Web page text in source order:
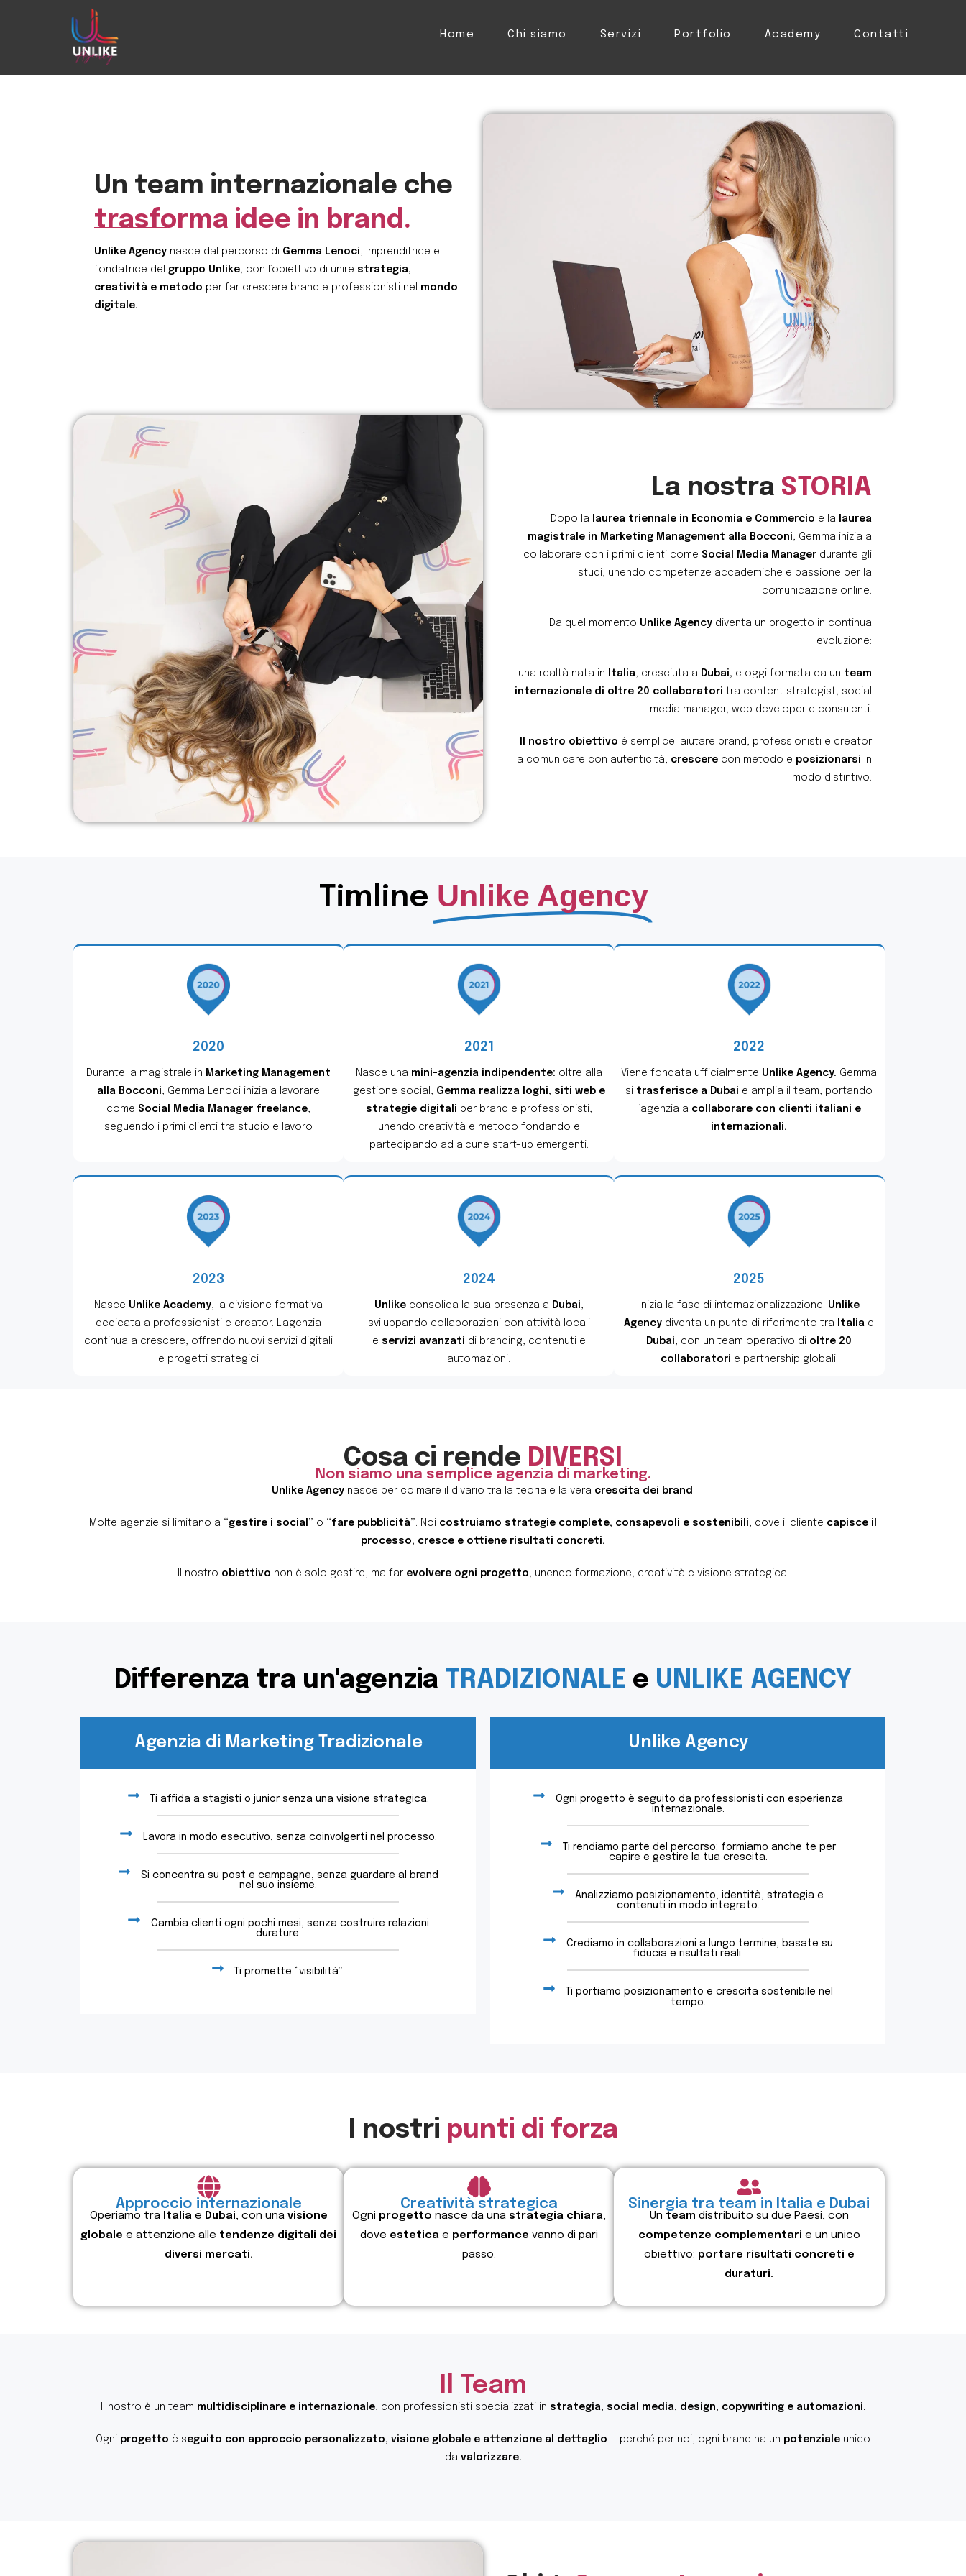
Home Chi siamo Servizi Portfolio Academy Contatti
Un team internazionale che
trasforma idee in brand.
Unlike Agency nasce dal percorso di Gemma Lenoci, imprenditrice e
fondatrice del gruppo Unlike, con l’obiettivo di unire strategia,
creatività e metodo per far crescere brand e professionisti nel mondo
digitale.
La nostra STORIA
Dopo la laurea triennale in Economia e Commercio e la laurea
magistrale in Marketing Management alla Bocconi, Gemma inizia a
collaborare con i primi clienti come Social Media Manager durante gli
studi, unendo competenze accademiche e passione per la
comunicazione online.
Da quel momento Unlike Agency diventa un progetto in continua
evoluzione:
una realtà nata in Italia, cresciuta a Dubai, e oggi formata da un team
internazionale di oltre 20 collaboratori tra content strategist, social
media manager, web developer e consulenti.
Il nostro obiettivo è semplice: aiutare brand, professionisti e creator
a comunicare con autenticità, crescere con metodo e posizionarsi in
modo distintivo.
Timline Unlike Agency
2020
Durante la magistrale in Marketing Management
alla Bocconi, Gemma Lenoci inizia a lavorare
come Social Media Manager freelance,
seguendo i primi clienti tra studio e lavoro
2021
Nasce una mini-agenzia indipendente: oltre alla
gestione social, Gemma realizza loghi, siti web e
strategie digitali per brand e professionisti,
unendo creatività e metodo fondando e
partecipando ad alcune start-up emergenti.
2022
Viene fondata ufficialmente Unlike Agency. Gemma
si trasferisce a Dubai e amplia il team, portando
l’agenzia a collaborare con clienti italiani e
internazionali.
2023
Nasce Unlike Academy , la divisione formativa
dedicata a professionisti e creator. L'agenzia
continua a crescere, offrendo nuovi servizi digitali
e progetti strategici
2024
Unlike consolida la sua presenza a Dubai
sviluppando collaborazioni con attività locali
e servizi avanzati di branding, contenuti e
automazioni.
2025
Inizia la fase di internazionalizzazione: Unlike
Agency diventa un punto di riferimento tra Italia e
Dubai
, con un team operativo di oltre 20
collaboratori e partnership globali.
Cosa ci rende DIVERSI
Non siamo una semplice agenzia di marketing.
Unlike Agencynasce per colmare il divario tra la teoria e la vera crescita dei brand
Molte agenzie si limitano a “gestire i social” o “fare pubblicità” . Noi costruiamo strategie complete, consapevoli e sostenibili , dove il cliente capisce il
processo, cresce e ottiene risultati concreti.
Il nostro obiettivo non è solo gestire, ma far evolvere ogni progetto , unendo formazione, creatività e visione strategica.
Differenza tra un'agenzia TRADIZIONALE e UNLIKE AGENCY
Agenzia di Marketing Tradizionale
Ti affida a stagisti o junior senza una visione strategica.
Lavora in modo esecutivo, senza coinvolgerti nel processo.
Si concentra su post e campagne, senza guardare al brand
nel suo insieme.
Cambia clienti ogni pochi mesi, senza costruire relazioni
durature.
Ti promette “visibilità”.
Unlike Agency
Ogni progetto è seguito da professionisti con esperienza
internazionale.
Ti rendiamo parte del percorso: formiamo anche te per
capire e gestire la tua crescita.
Analizziamo posizionamento, identità, strategia e
contenuti in modo integrato.
Crediamo in collaborazioni a lungo termine, basate su
fiducia e risultati reali.
Ti portiamo posizionamento e crescita sostenibile nel
tempo.
I nostri punti di forza
Approccio internazionale
Operiamo tra Italiae Dubai, con una visione
globale e attenzione alle tendenze digitali dei
diversi mercati.
Creatività strategica
Ogni progetto nasce da una strategia chiara,
dove esteticae performance vanno di pari
passo.
Sinergia tra team in Italia e Dubai
Un team distribuito su due Paesi, con
competenze complementari e un unico
obiettivo: portare risultati concreti e
duraturi.
Il Team
Il nostro è un team multidisciplinare e internazionale, con professionisti specializzati in strategia, social media, design, copywriting e automazioni.
Ogni progetto è seguito con approccio personalizzato, visione globale e attenzione al dettaglio — perché per noi, ogni brand ha un potenziale unico
da valorizzare.